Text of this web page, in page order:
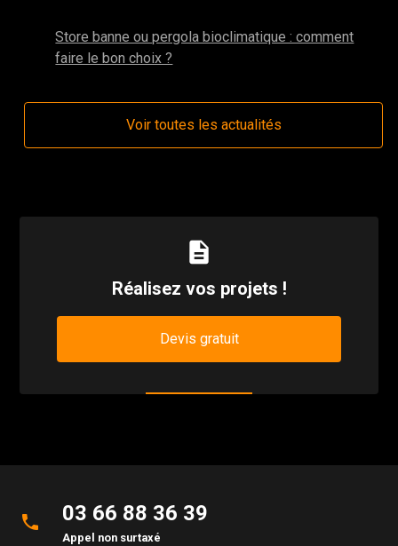
Store banne ou pergola bioclimatique : comment
faire le bon choix ?
Voir toutes les actualités
description
Réalisez vos projets !
Devis gratuit
phone 03 66 88 36 39
Appel non surtaxé